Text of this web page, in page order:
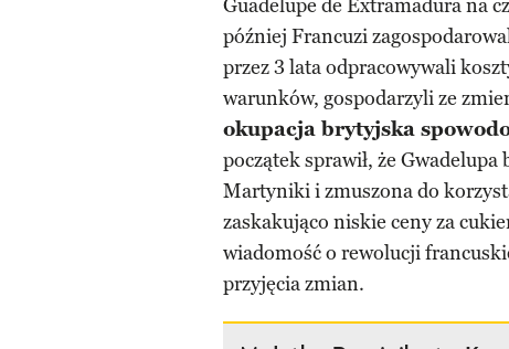
Guadelupe de Extramadura na
później Francuzi
przez 3 lata odpracowywali
warunków, gospodarzyli ze
okupacja brytyjska
początek sprawił, że Gwadelupa
Martyniki i zmuszona do
zaskakująco niskie ceny za
wiadomość o rewolucji
przyjęcia zmian.